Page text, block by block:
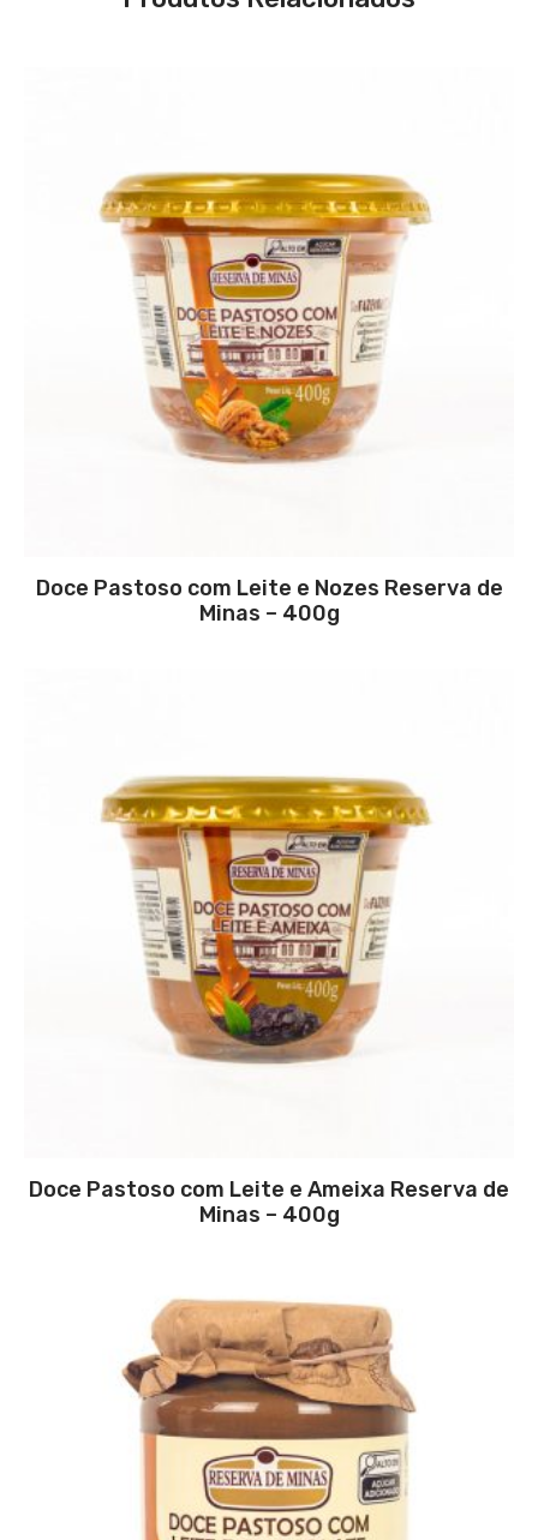
Doce Pastoso com Leite e Nozes Reserva de
Minas – 400g
Doce Pastoso com Leite e Ameixa Reserva de
Minas – 400g